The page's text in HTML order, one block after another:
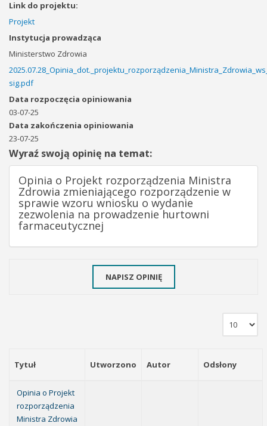
Link do projektu:
Projekt
Instytucja prowadząca
Ministerstwo Zdrowia
sig.pdf
Data rozpoczęcia opiniowania
03-07-25
Data zakończenia opiniowania
23-07-25
Wyraź swoją opinię na temat:
Opinia o Projekt rozporządzenia Ministra
Zdrowia zmieniającego rozporządzenie w
sprawie wzoru wniosku o wydanie
zezwolenia na prowadzenie hurtowni
farmaceutycznej
NAPISZ OPINIĘ
Tytuł Utworzono Autor Odsłony
Opinia o Projekt
rozporządzenia
Ministra Zdrowia